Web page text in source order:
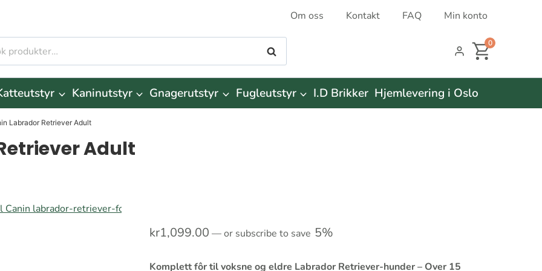
Om oss Kontakt FAQ Min konto
Søk
0
Kaninutstyr Gnagerutstyr Fugleutstyr I.D Brikker Hjemlevering i Oslo
Labrador Retriever Adult
Adult
kr1,099.00 —or subscribe to save 5%
Komplett fôr til voksne og eldre Labrador Retriever-hunder – Over 15